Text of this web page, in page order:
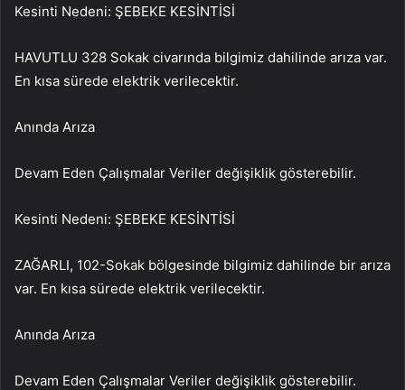
Kesinti Nedeni: ŞEBEKE KESİNTİSİ
HAVUTLU 328 Sokak civarında bilgimiz dahilinde arıza var.
En kısa sürede elektrik verilecektir.
Anında Arıza
Devam Eden Çalışmalar Veriler değişiklik gösterebilir.
Kesinti Nedeni: ŞEBEKE KESİNTİSİ
ZAĞARLI, 102-Sokak bölgesinde bilgimiz dahilinde bir arıza
var. En kısa sürede elektrik verilecektir.
Anında Arıza
Devam Eden Çalışmalar Veriler değişiklik gösterebilir.